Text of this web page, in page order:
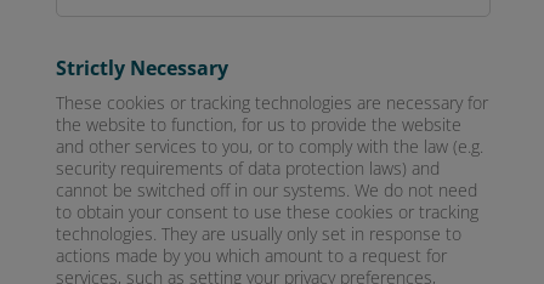
Strictly Necessary
These cookies or tracking technologies are necessary for
the website to function, for us to provide the website
and other services to you, or to comply with the law (e.g.
security requirements of data protection laws) and
cannot be switched off in our systems. We do not need
to obtain your consent to use these cookies or tracking
technologies. They are usually only set in response to
actions made by you which amount to a request for
services, such as setting your privacy preferences,